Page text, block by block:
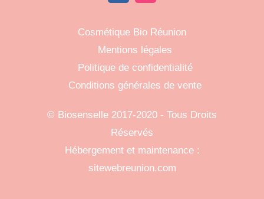
Cosmétique Bio Réunion
Mentions légales
Politique de confidentialité
Conditions générales de vente
© Biosenselle 2017-2020 - Tous Droits
Réservés
Hébergement et maintenance :
sitewebreunion.com